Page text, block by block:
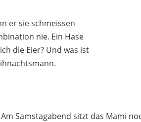
er sie schmeissen
nie. Ein Hase
die Eier? Und was ist
Am Samstagabend sitzt das Mami